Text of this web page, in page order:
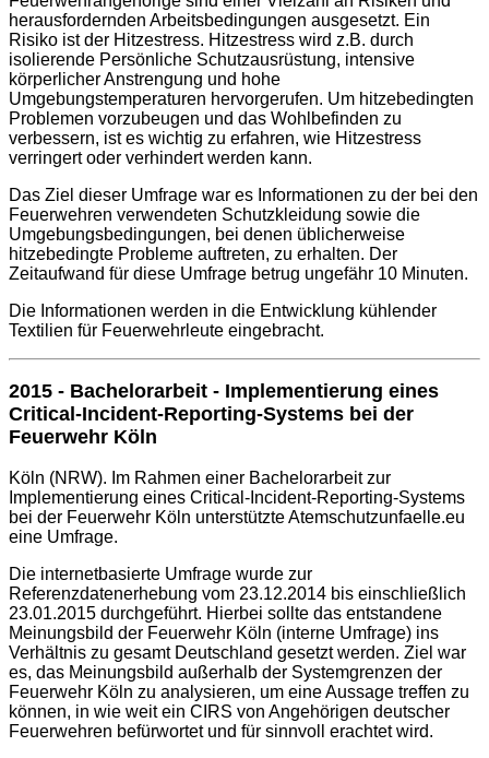
herausfordernden Arbeitsbedingungen ausgesetzt. Ein
Risiko ist der Hitzestress. Hitzestress wird z.B. durch
isolierende Persönliche Schutzausrüstung, intensive
körperlicher Anstrengung und hohe
Umgebungstemperaturen hervorgerufen. Um hitzebedingten
Problemen vorzubeugen und das Wohlbefinden zu
verbessern, ist es wichtig zu erfahren, wie Hitzestress
verringert oder verhindert werden kann.
Das Ziel dieser Umfrage war es Informationen zu der bei den
Feuerwehren verwendeten Schutzkleidung sowie die
Umgebungsbedingungen, bei denen üblicherweise
hitzebedingte Probleme auftreten, zu erhalten. Der
Zeitaufwand für diese Umfrage betrug ungefähr 10 Minuten.
Die Informationen werden in die Entwicklung kühlender
Textilien für Feuerwehrleute eingebracht.
2015 - Bachelorarbeit - Implementierung eines
Critical-Incident-Reporting-Systems bei der
Feuerwehr Köln
Köln (NRW). Im Rahmen einer Bachelorarbeit zur
Implementierung eines Critical-Incident-Reporting-Systems
bei der Feuerwehr Köln unterstützte Atemschutzunfaelle.eu
eine Umfrage.
Die internetbasierte Umfrage wurde zur
Referenzdatenerhebung vom 23.12.2014 bis einschließlich
23.01.2015 durchgeführt. Hierbei sollte das entstandene
Meinungsbild der Feuerwehr Köln (interne Umfrage) ins
Verhältnis zu gesamt Deutschland gesetzt werden. Ziel war
es, das Meinungsbild außerhalb der Systemgrenzen der
Feuerwehr Köln zu analysieren, um eine Aussage treffen zu
können, in wie weit ein CIRS von Angehörigen deutscher
Feuerwehren befürwortet und für sinnvoll erachtet wird.